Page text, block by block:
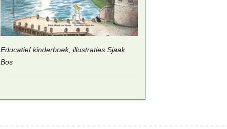
Educatief kinderboek; illustraties Sjaak
Bos